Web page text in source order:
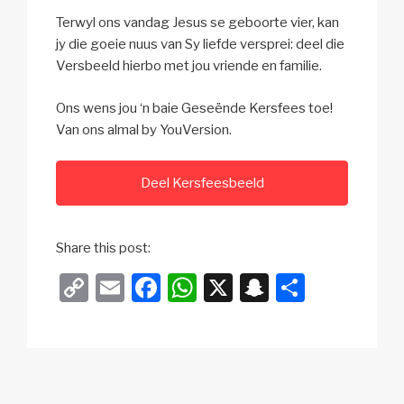
Terwyl ons vandag Jesus se geboorte vier, kan
jy die goeie nuus van Sy liefde versprei: deel die
Versbeeld hierbo met jou vriende en familie.
Ons wens jou ‘n baie Geseënde Kersfees toe!
Van ons almal by YouVersion.
Deel Kersfeesbeeld
Share this post:
C
E
F
W X
S